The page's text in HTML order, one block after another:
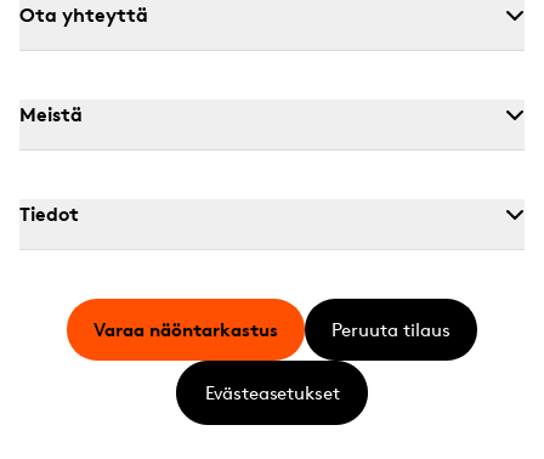
Ota yhteyttä
Meistä
Tiedot
Varaa näöntarkastus Peruuta tilaus
Evästeasetukset